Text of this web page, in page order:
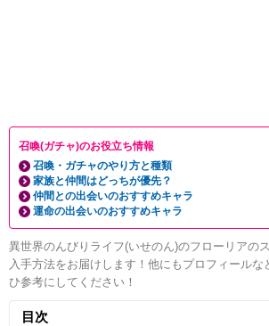
召喚(ガチャ)のお役立ち情報
召喚・ガチャのやり方と種類
家族と仲間はどっちが優先？
仲間との出会いのおすすめキャラ
運命の出会いのおすすめキャラ
異世界のんびりライフ(いせのん)のフローリアの
入手方法をお届けします！他にもプロフィールな
ひ参考にしてください！
目次